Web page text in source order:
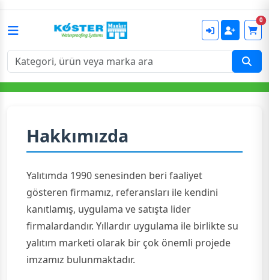
0
Hakkımızda
Yalıtımda 1990 senesinden beri faaliyet
gösteren firmamız, referansları ile kendini
kanıtlamış, uygulama ve satışta lider
firmalardandır. Yıllardır uygulama ile birlikte su
yalıtım marketi olarak bir çok önemli projede
imzamız bulunmaktadır.